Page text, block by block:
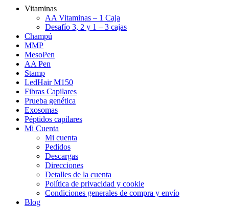
Vitaminas
AA Vitaminas – 1 Caja
Desafío 3, 2 y 1 – 3 cajas
Champú
MMP
MesoPen
AA Pen
Stamp
LedHair M150
Fibras Capilares
Prueba genética
Exosomas
Péptidos capilares
Mi Cuenta
Mi cuenta
Pedidos
Descargas
Direcciones
Detalles de la cuenta
Política de privacidad y cookie
Condiciones generales de compra y envío
Blog